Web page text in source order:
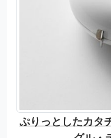
ぷりっとしたカタ